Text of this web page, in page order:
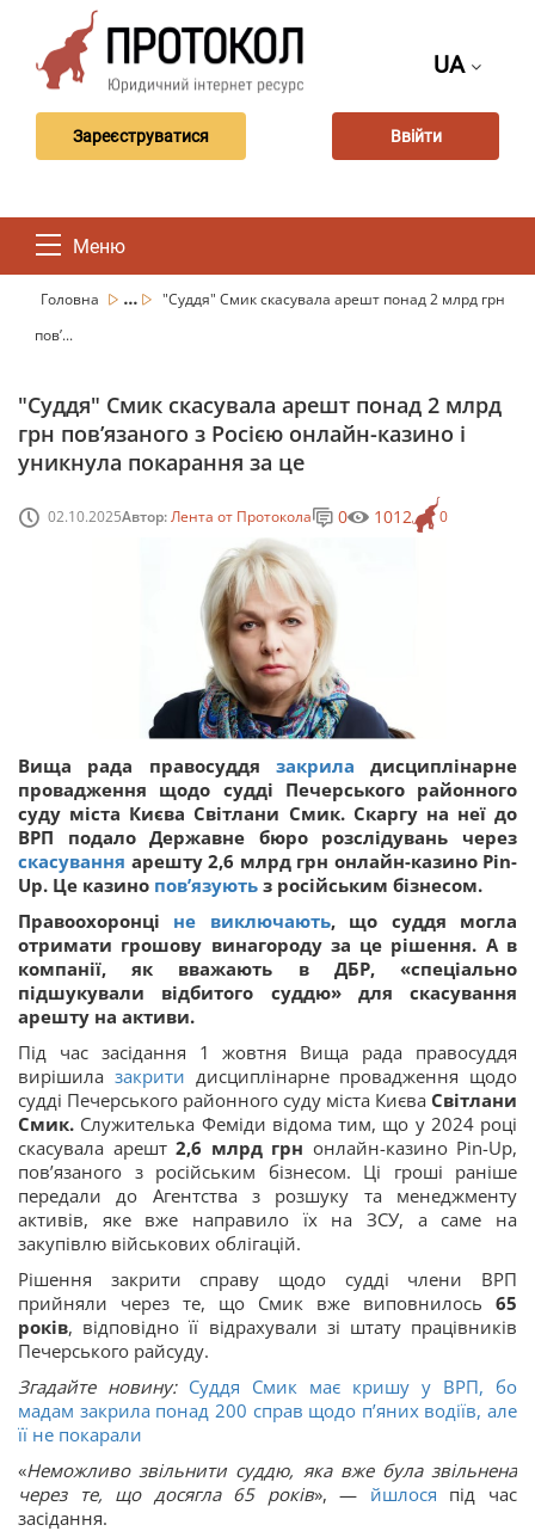
UA
Зареєструватися Ввійти
Меню
Головна ...
"Суддя" Смик скасувала арешт понад 2 млрд грн
пов’...
"Суддя" Смик скасувала арешт понад 2 млрд
грн пов’язаного з Росією онлайн-казино і
уникнула покарання за це
02.10.2025Автор:Лента от Протокола 0
0 1012
Вища рада правосуддя закрила дисциплінарне
провадження щодо судді Печерського районного
суду міста Києва Світлани Смик. Скаргу на неї до
ВРП подало Державне бюро розслідувань через
скасування арешту 2,6 млрд грн онлайн-казино Pin-
Up. Це казино пов’язують з російським бізнесом.
Правоохоронці не виключають, що суддя могла
отримати грошову винагороду за це рішення. А в
компанії, як вважають в ДБР, «спеціально
підшукували відбитого суддю» для скасування
арешту на активи.
Під час засідання 1 жовтня Вища рада правосуддя
вирішила закрити дисциплінарне провадження щодо
судді Печерського районного суду міста Києва Світлани
Смик. Служителька Феміди відома тим, що у 2024 році
скасувала арешт 2,6 млрд грн онлайн-казино Pin-Up,
пов’язаного з російським бізнесом. Ці гроші раніше
передали до Агентства з розшуку та менеджменту
активів, яке вже направило їх на ЗСУ, а саме на
закупівлю військових облігацій.
Рішення закрити справу щодо судді члени ВРП
прийняли через те, що Смик вже виповнилось 65
років, відповідно її відрахували зі штату працівників
Печерського райсуду.
Згадайте новину: Суддя Смик має кришу у ВРП, бо
мадам закрила понад 200 справ щодо п’яних водіїв, але
її не покарали
«Неможливо звільнити суддю, яка вже була звільнена
через те, що досягла 65 років», — йшлося під час
засідання.